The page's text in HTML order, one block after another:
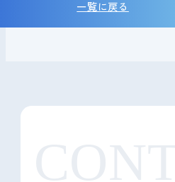
一覧に戻る